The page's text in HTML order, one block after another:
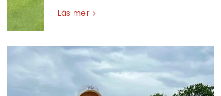
Läs mer